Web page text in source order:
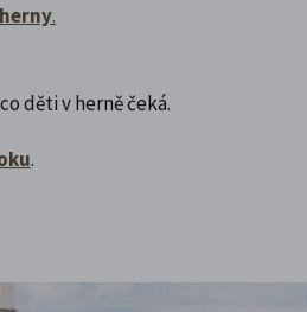
.
děti v herně čeká.
.